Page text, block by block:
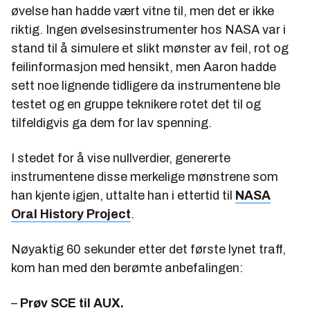
øvelse han hadde vært vitne til, men det er ikke
riktig. Ingen øvelsesinstrumenter hos NASA var i
stand til å simulere et slikt mønster av feil, rot og
feilinformasjon med hensikt, men Aaron hadde
sett noe lignende tidligere da instrumentene ble
testet og en gruppe teknikere rotet det til og
tilfeldigvis ga dem for lav spenning.
I stedet for å vise nullverdier, genererte
instrumentene disse merkelige mønstrene som
han kjente igjen, uttalte han i ettertid til NASA
Oral History Project.
Nøyaktig 60 sekunder etter det første lynet traff,
kom han med den berømte anbefalingen:
– Prøv SCE til AUX.